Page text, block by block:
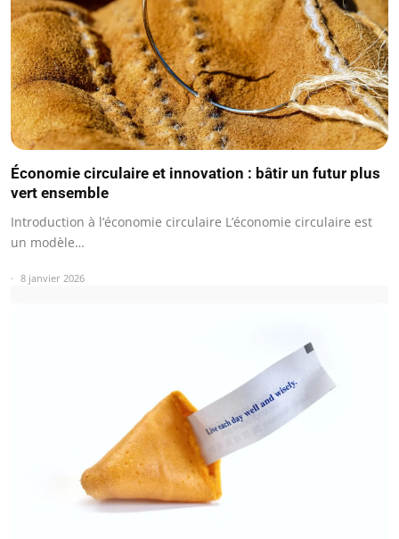
Économie circulaire et innovation : bâtir un futur plus
vert ensemble
Introduction à l’économie circulaire L’économie circulaire est
un modèle…
8 janvier 2026